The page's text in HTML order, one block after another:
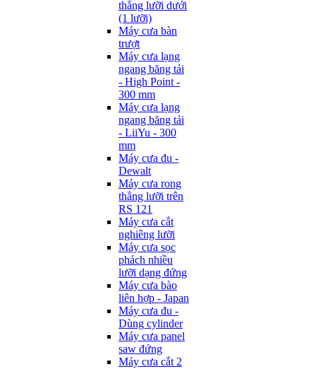
thẳng lưỡi dưới
(1 lưỡi)
Máy cưa bàn
trượt
Máy cưa lạng
ngang băng tải
- High Point -
300 mm
Máy cưa lạng
ngang băng tải
- LiiYu - 300
mm
Máy cưa đu -
Dewalt
Máy cưa rong
thẳng lưỡi trên
RS 121
Máy cưa cắt
nghiêng lưỡi
Máy cưa sọc
phách nhiều
lưỡi dạng đứng
Máy cưa bào
liên hợp - Japan
Máy cưa đu -
Dùng cylinder
Máy cưa panel
saw đứng
Máy cưa cắt 2